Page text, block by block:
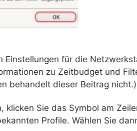
Einstellungen für die
zu Zeitbudget und
behandelt dieser Beitrag nicht.)
, klicken Sie das Symbol am
Profile. Wählen Sie